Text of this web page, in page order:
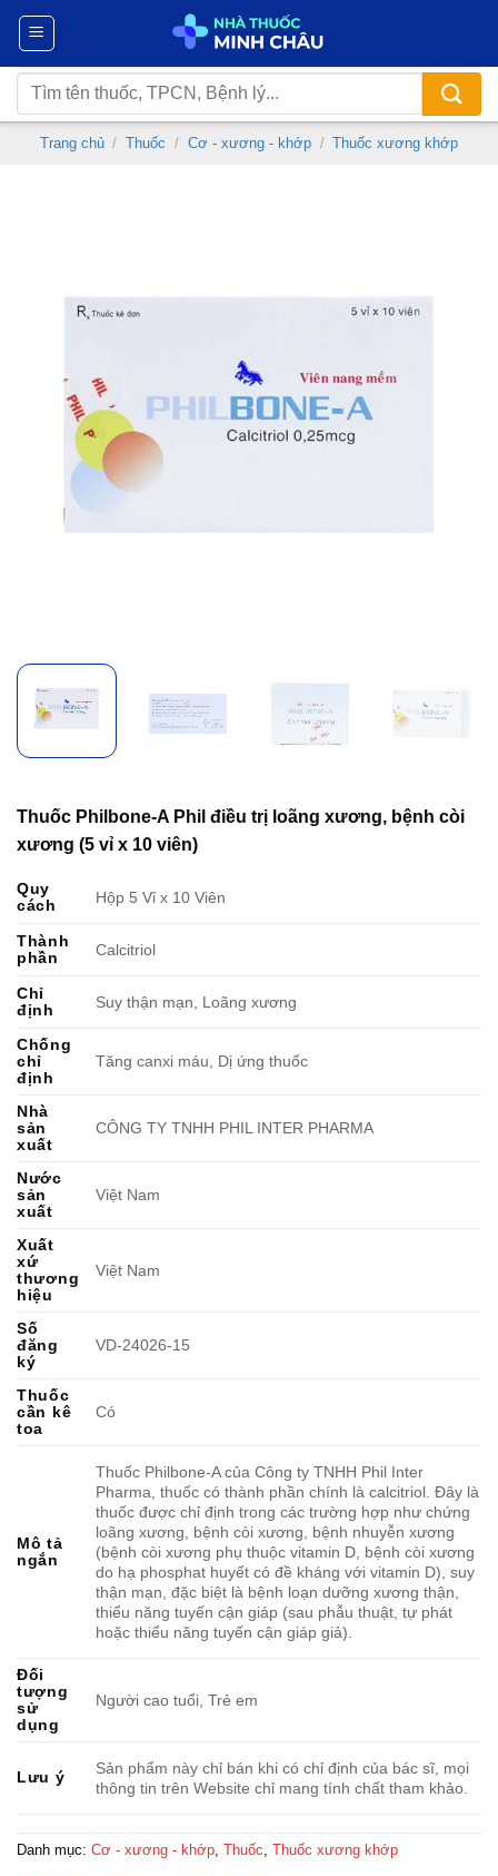
Chuyển
nội
dung
Tìm
kiếm:
Trang chủ / Thuốc / Cơ - xương - khớp / Thuốc xương khớp
Thuốc Philbone-A Phil điều trị loãng xương, bệnh còi
xương (5 vỉ x 10 viên)
Quy
cách
Hộp 5 Vỉ x 10 Viên
Thành
phần
Calcitriol
Chỉ
định
Suy thận mạn, Loãng xương
Chống
chỉ
định
Tăng canxi máu, Dị ứng thuốc
Nhà
sản
xuất
CÔNG TY TNHH PHIL INTER PHARMA
Nước
sản
xuất
Việt Nam
Xuất
xứ
thương
hiệu
Việt Nam
Số
đăng
ký
VD-24026-15
Thuốc
cần kê
toa
Có
Mô tả
ngắn
Thuốc Philbone-A của Công ty TNHH Phil Inter
Pharma, thuốc có thành phần chính là calcitriol. Đây là
thuốc được chỉ định trong các trường hợp như chứng
loãng xương, bệnh còi xương, bệnh nhuyễn xương
(bệnh còi xương phụ thuộc vitamin D, bệnh còi xương
do hạ phosphat huyết có đề kháng với vitamin D), suy
thận mạn, đặc biệt là bệnh loạn dưỡng xương thận,
thiểu năng tuyến cận giáp (sau phẫu thuật, tự phát
hoặc thiểu năng tuyến cận giáp giả).
Đối
tượng
sử
dụng
Người cao tuổi, Trẻ em
Lưu ý
Sản phẩm này chỉ bán khi có chỉ định của bác sĩ, mọi
thông tin trên Website chỉ mang tính chất tham khảo.
Danh mục: Cơ - xương - khớp Thuốc Thuốc xương khớp